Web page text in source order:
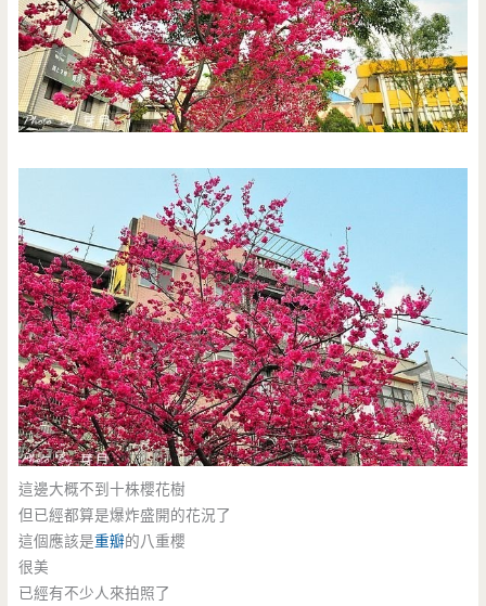
這邊大概不到十株櫻花樹
但已經都算是爆炸盛開的花況了
這個應該是重瓣的八重櫻
很美
已經有不少人來拍照了